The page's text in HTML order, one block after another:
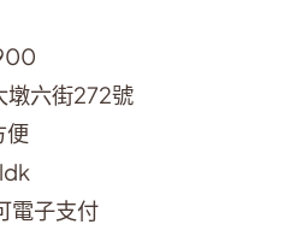
墩六街272號
便
電子支付